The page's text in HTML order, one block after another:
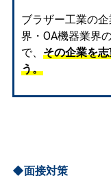
ブラザー工業の
界・OA機器業界
で、 その企業を
う。
◆面接対策